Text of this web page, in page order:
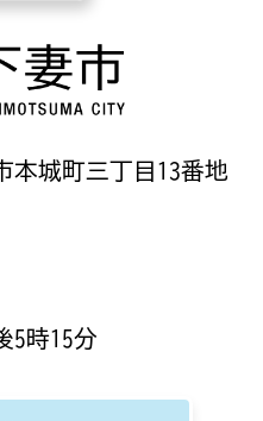
本城町三丁目13番地
5時15分